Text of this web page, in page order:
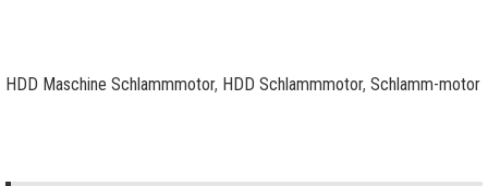
HDD Maschine Schlammmotor, HDD Schlammmotor, Schlamm-motor